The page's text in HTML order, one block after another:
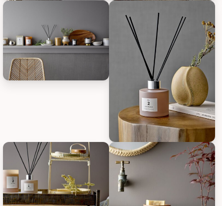
Illume Duftstäbchen Illume, Bild 1Illume Duftstäbchen Illume,
Illume Duftstäbchen Illume,